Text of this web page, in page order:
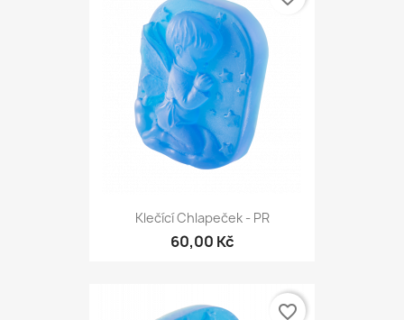
Klečící Chlapeček - PR
60,00 Kč
favorite_border